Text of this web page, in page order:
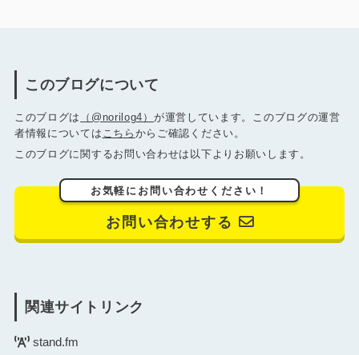
このブログについて
このブログは （@norilog4） が運営しています。このブログの運営
者情報については こちら からご確認ください。
このブログに関するお問い合わせは以下よりお願いします。
お気軽にお問い合わせください！
お問い合わせする
関連サイトリンク
stand.fm